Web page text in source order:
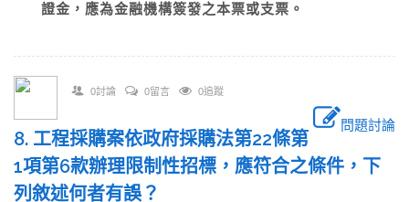
證金，應為金融機構簽發之本票或支票。
0討論 0留言 0追蹤
問題討論
8. 工程採購案依政府採購法第22條第
1項第6款辦理限制性招標，應符合之條件，下
列敘述何者有誤？